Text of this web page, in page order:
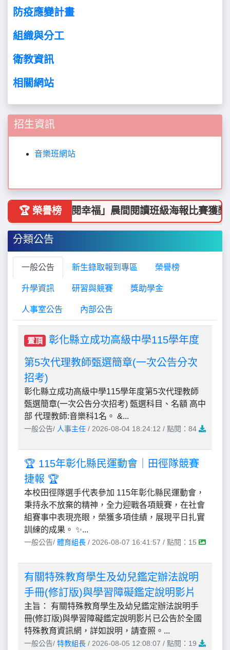
防疫應變計畫
組織與分工
衛教資訊
相關網站
招生資訊
音樂班網站
🏆 榮譽榜
悅報‧閱幸福」晨間閱讀班級海報比賽獲獎名單
分類公告
一般公告 新生錄取報到專區 榮譽榜
升學資訊 研習與競賽 獎助學金
人事室公告 內部公告
置頂
彰化縣立成功高級中學115學年度
第5次代理教師甄選簡章(一次公告分次
招考)
彰化縣立成功高級中學115學年度第5次代理教師
甄選簡章(一次公告分次招考) 甄選科目、名額 高中
部 代理教師:音樂科1名。 &...
一般公告/ 人事主任 / 2026-08-04 18:24:12 / 點閱：84
🏆 115年彰化縣民運動會｜田徑隊競賽
捷報 🏆
本校田徑隊選手代表參加 115年彰化縣民運動會，
秉持永不放棄的精神，全力迎戰各項競賽，在社會
組賽事中表現亮眼，榮獲多項佳績，展現平日扎實
訓練的成果。 ✨...
一般公告/ 體育組長 / 2026-08-07 16:41:57 / 點閱：15
有關特殊教育學生及幼兒鑑定辦法說明
手冊(修訂版)與學習障礙鑑定說明影片
主旨： 有關特殊教育學生及幼兒鑑定辦法說明手
冊(修訂版)與學習障礙鑑定說明影片已公告於全國
特殊教育資訊網，詳如說明，請查照。...
一般公告/ 特教組長 / 2026-08-05 12:08:07 / 點閱：19